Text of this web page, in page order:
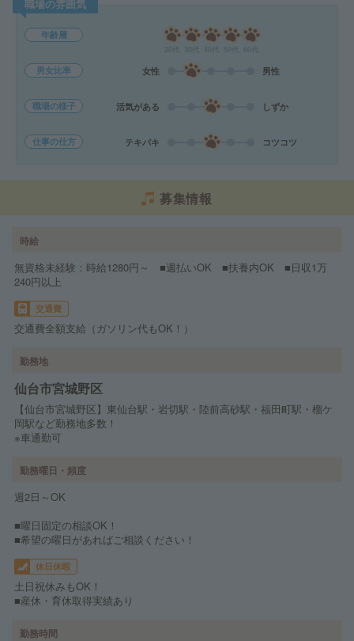
職場の雰囲気
年齢層
男女比率 女性 男性
職場の様子 活気がある しずか
仕事の仕方 テキパキ コツコツ
募集情報
時給
無資格未経験：時給1280円～ ■週払いOK ■扶養内OK ■日収1万
240円以上
交通費
交通費全額支給（ガソリン代もOK！）
勤務地
仙台市宮城野区
【仙台市宮城野区】東仙台駅・岩切駅・陸前高砂駅・福田町駅・榴ケ
岡駅など勤務地多数！
※車通勤可
勤務曜日・頻度
週2日～OK
■曜日固定の相談OK！
■希望の曜日があればご相談ください！
休日休暇
土日祝休みもOK！
■産休・育休取得実績あり
勤務時間